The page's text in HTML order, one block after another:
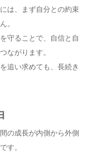
は、まず自分との約束
。
守ることで、自信と自
ながります。
追い求めても、長続き
の成長が内側から外側
す。